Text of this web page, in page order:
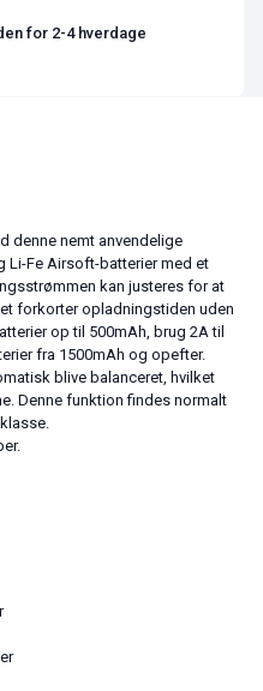
for 2-4 hverdage
denne nemt anvendelige
Li-Fe Airsoft-batterier med et
kan justeres for at
forkorter opladningstiden uden
op til 500mAh, brug 2A til
fra 1500mAh og opefter.
blive balanceret, hvilket
Denne funktion findes normalt